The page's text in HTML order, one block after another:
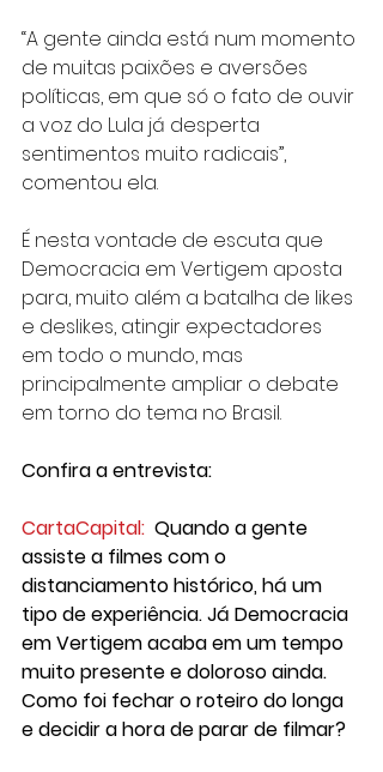
“A gente ainda está num momento
de muitas paixões e aversões
políticas, em que só o fato de ouvir
a voz do Lula já desperta
sentimentos muito radicais”,
comentou ela.
É nesta vontade de escuta que
Democracia em Vertigem aposta
para, muito além a batalha de likes
e deslikes, atingir expectadores
em todo o mundo, mas
principalmente ampliar o debate
em torno do tema no Brasil.
Confira a entrevista:
CartaCapital: Quando a gente
assiste a filmes com o
distanciamento histórico, há um
tipo de experiência. Já Democracia
em Vertigem acaba em um tempo
muito presente e doloroso ainda.
Como foi fechar o roteiro do longa
e decidir a hora de parar de filmar?